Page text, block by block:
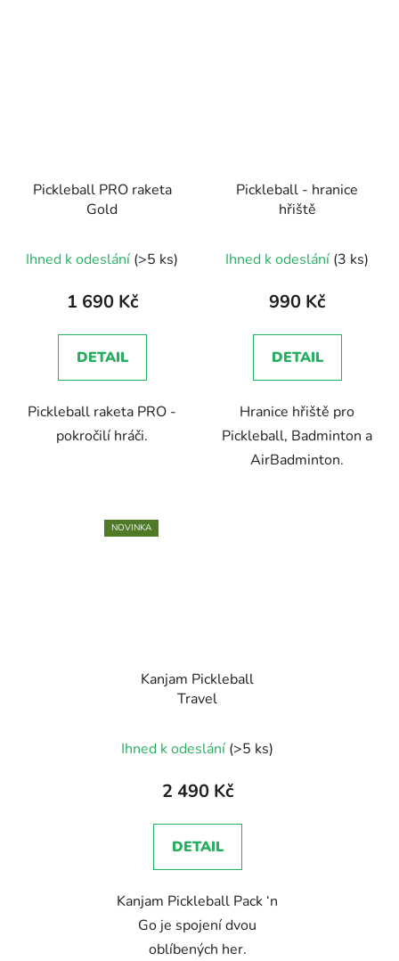
Pickleball PRO raketa
Gold
Ihned k odeslání (>5 ks)
1 690 Kč
DETAIL
Pickleball raketa PRO -
pokročilí hráči.
Pickleball - hranice
hřiště
Ihned k odeslání (3 ks)
990 Kč
DETAIL
Hranice hřiště pro
Pickleball, Badminton a
AirBadminton.
NOVINKA
Kanjam Pickleball
Travel
Ihned k odeslání (>5 ks)
2 490 Kč
DETAIL
Kanjam Pickleball Pack ‘n
Go je spojení dvou
oblíbených her.